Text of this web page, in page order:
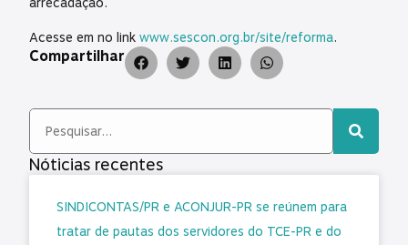
Acesse em no linkwww.sescon.org.br/site/reforma.
Compartilhar
Nóticias recentes
SINDICONTAS/PR e ACONJUR-PR se reúnem para
tratar de pautas dos servidores do TCE-PR e do